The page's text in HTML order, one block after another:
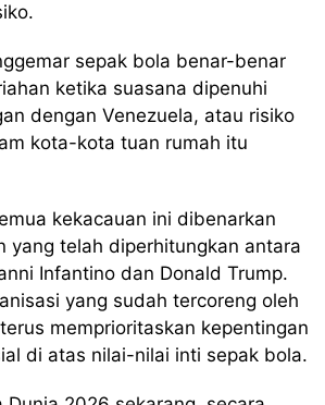
sepak bola benar-benar
ketika suasana dipenuhi
dengan Venezuela, atau risiko
kota-kota tuan rumah itu
kekacauan ini dibenarkan
yang telah diperhitungkan antara
Infantino dan Donald Trump.
yang sudah tercoreng oleh
memprioritaskan kepentingan
di atas nilai-nilai inti sepak bola.